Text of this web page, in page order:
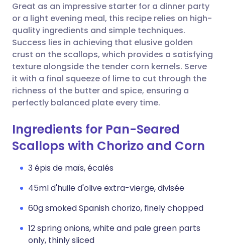
Partager via WhatsApp
Copier le lien
🇸🇦 عربي 🇸🇪 Svenska
Great as an impressive starter for a dinner party
or a light evening meal, this recipe relies on high-
quality ingredients and simple techniques.
Success lies in achieving that elusive golden
crust on the scallops, which provides a satisfying
texture alongside the tender corn kernels. Serve
it with a final squeeze of lime to cut through the
richness of the butter and spice, ensuring a
perfectly balanced plate every time.
Ingredients for Pan-Seared
Scallops with Chorizo and Corn
3 épis de maïs, écalés
45ml d'huile d'olive extra-vierge, divisée
60g smoked Spanish chorizo, finely chopped
12 spring onions, white and pale green parts
only, thinly sliced